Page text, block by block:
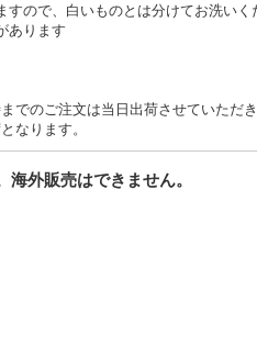
ので、白いものとは分けてお洗いく
あります
でのご注文は当日出荷させていただき
なります。
外販売はできません。